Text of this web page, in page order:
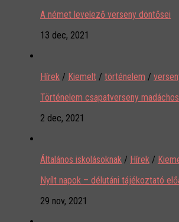
A német levelező verseny döntősei
13 dec, 2021
Hírek / Kiemelt / történelem /
Történelem csapatverseny
2 dec, 2021
Általános iskolásoknak / Hírek /
Nyílt napok – délutáni tájékoztató
29 nov, 2021